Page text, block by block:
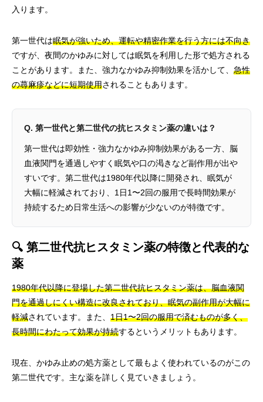
入ります。
第一世代は眠気が強いため、運転や精密作業を行う方には不向き
ですが、夜間のかゆみに対しては眠気を利用した形で処方される
ことがあります。また、強力なかゆみ抑制効果を活かして、 急性
の蕁麻疹などに短期使用されることもあります。
Q. 第一世代と第二世代の抗ヒスタミン薬の違いは？
第一世代は即効性・強力なかゆみ抑制効果がある一方、脳
血液関門を通過しやすく眠気や口の渇きなど副作用が出や
すいです。第二世代は1980年代以降に開発され、眠気が
大幅に軽減されており、1日1〜2回の服用で長時間効果が
持続するため日常生活への影響が少ないのが特徴です。
🔍 第二世代抗ヒスタミン薬の特徴と代表的な
薬
1980年代以降に登場した第二世代抗ヒスタミン薬は、脳血液関
門を通過しにくい構造に改良されており、眠気の副作用が大幅に
軽減されています。また、 1日1〜2回の服用で済むものが多く、
長時間にわたって効果が持続するというメリットもあります。
現在、かゆみ止めの処方薬として最もよく使われているのがこの
第二世代です。主な薬を詳しく見ていきましょう。